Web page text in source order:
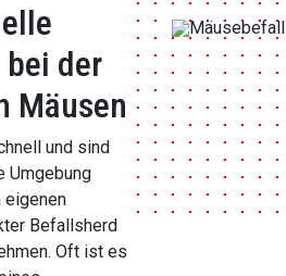
der
Mäusen
und sind
Umgebung
eigenen
Befallsherd
Oft ist es